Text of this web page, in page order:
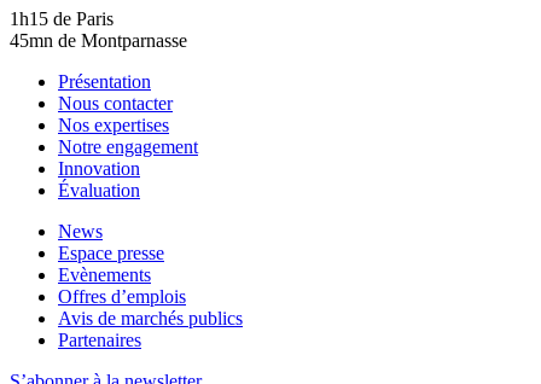
1h15 de Paris
45mn de Montparnasse
Présentation
Nous contacter
Nos expertises
Notre engagement
Innovation
Évaluation
News
Espace presse
Evènements
Offres d’emplois
Avis de marchés publics
Partenaires